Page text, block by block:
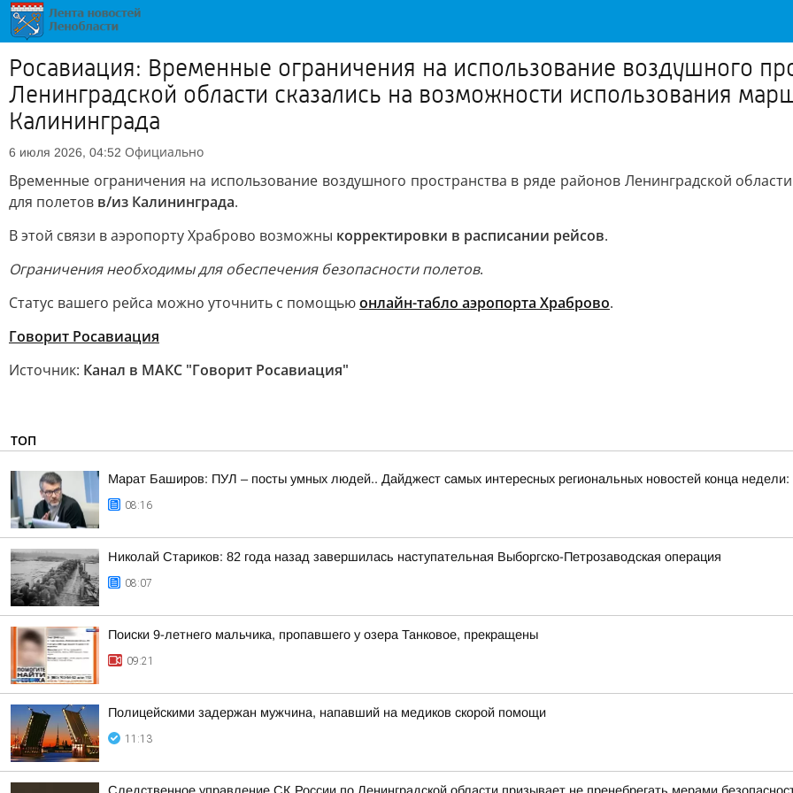
Росавиация: Временные ограничения на использование воздушного
Ленинградской области сказались на возможности использования
Калининграда
6 июля 2026, 04:52 Официально
Временные ограничения на использование воздушного пространства в ряде районов Ленинградской
для полетов в/из Калининграда.
В этой связи в аэропорту Храброво возможны корректировки в расписании рейсов.
Ограничения необходимы для обеспечения безопасности полетов.
Статус вашего рейса можно уточнить с помощьюонлайн-табло аэропорта Храброво.
Говорит Росавиация
Источник: Канал в МАКС "Говорит Росавиация"
ТОП
Марат Баширов: ПУЛ – посты умных людей.. Дайджест самых интересных региональных новостей конца недели:
08:16
Николай Стариков: 82 года назад завершилась наступательная Выборгско-Петрозаводская операция
08:07
Поиски 9-летнего мальчика, пропавшего у озера Танковое, прекращены
09:21
Полицейскими задержан мужчина, напавший на медиков скорой помощи
11:13